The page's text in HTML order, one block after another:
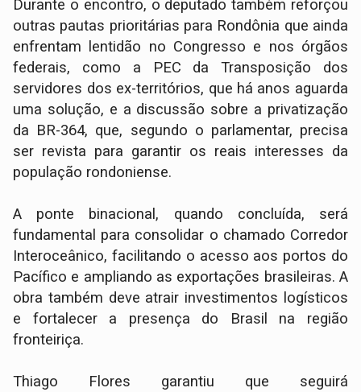
Durante o encontro, o deputado também reforçou
outras pautas prioritárias para Rondônia que ainda
enfrentam lentidão no Congresso e nos órgãos
federais, como a PEC da Transposição dos
servidores dos ex-territórios, que há anos aguarda
uma solução, e a discussão sobre a privatização
da BR-364, que, segundo o parlamentar, precisa
ser revista para garantir os reais interesses da
população rondoniense.
A ponte binacional, quando concluída, será
fundamental para consolidar o chamado Corredor
Interoceânico, facilitando o acesso aos portos do
Pacífico e ampliando as exportações brasileiras. A
obra também deve atrair investimentos logísticos
e fortalecer a presença do Brasil na região
fronteiriça.
Thiago Flores garantiu que seguirá